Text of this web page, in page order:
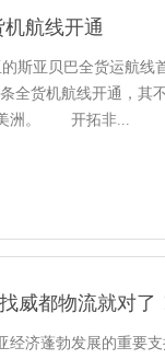
航线开通
斯亚贝巴全货运航
全货机航线开通，其
美洲。 开拓非...
威都物流就对了
经济蓬勃发展的重要